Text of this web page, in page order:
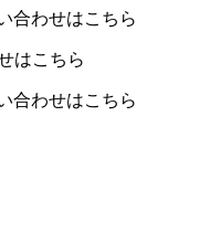
合わせはこちら
はこちら
合わせはこちら